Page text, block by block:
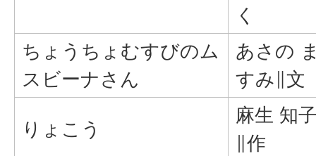
く
ちょうちょむすびのム
スビーナさん
あさの
すみ∥文
りょこう
麻生 知
∥作